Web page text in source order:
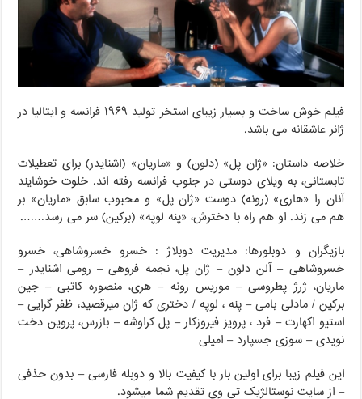
فیلم خوش ساخت و بسیار زیبای استخر تولید ۱۹۶۹ فرانسه و ایتالیا در
ژانر عاشقانه می باشد.
خلاصه داستان: «ژان پل» (دلون) و «ماریان» (اشنایدر) برای تعطیلات
تابستانی، به ویلای دوستی در جنوب فرانسه رفته اند. خلوت خوشایند
آنان را «هاری» (رونه) دوست «ژان پل» و محبوب سابق «ماریان» بر
هم می زند. او هم راه با دخترش، «پنه لوپه» (برکین) سر می رسد…….
بازیگران و دوبلورها: مدیریت دوبلاژ : خسرو خسروشاهی، خسرو
خسروشاهی – آلن دلون – ژان پل، نجمه فروهی – رومی اشنایدر –
ماریان، ژرژ پطروسی – موریس رونه – هری، منصوره کاتبی – جین
برکین / مادلی بامی – پنه ، لوپه / دختری که ژان میرقصید، ظفر گرایی –
استیو اکهارت – فرد ، پرویز فیروزکار – پل کراوشه – بازرس، پروین دخت
نویدی – سوزی جسپارد – امیلی
این فیلم زیبا برای اولین بار با کیفیت بالا و دوبله فارسی – بدون حذفی
– از سایت نوستالژیک تی وی تقدیم شما میشود.